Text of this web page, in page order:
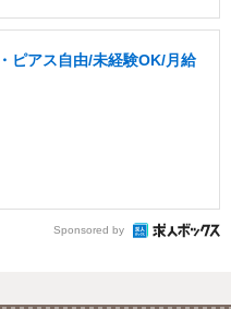
ピアス自由/未経験OK/月給
Sponsored by